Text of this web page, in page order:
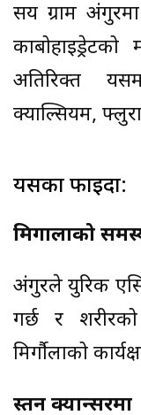
सय ग्राम
अतिरिक्त
क्याल्सियम,
यसका फाइदा:
मिर्गौलाको
अंगुरले युरिक
गर्छ र
मिर्गौलाको
स्तन क्यान्सरमा